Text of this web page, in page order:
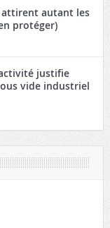
attirent autant les
protéger)
justifie
vide industriel